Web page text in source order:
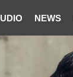
NEWS